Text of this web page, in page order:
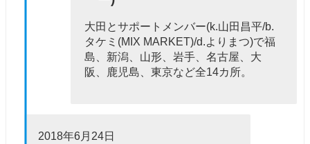
大田とサポートメンバー(k.山田昌平/b.
タケミ(MIX MARKET)/d.よりまつ)で福
島、新潟、山形、岩手、名古屋、大
阪、鹿児島、東京など全14カ所。
2018年6月24日